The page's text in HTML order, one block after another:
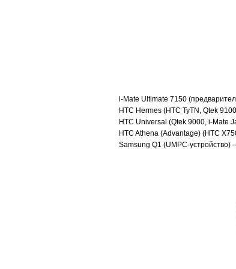
i-Mate Ultimate 7150
HTC Hermes (HTC TyTN, Qtek
HTC Universal (Qtek 9000, i-Mate
HTC Athena (Advantage) (HTC
Samsung Q1 (UMPC-устройство)